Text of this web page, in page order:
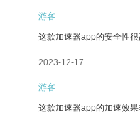
游客
这款加速器app的安全性
2023-12-17
游客
这款加速器app的加速效